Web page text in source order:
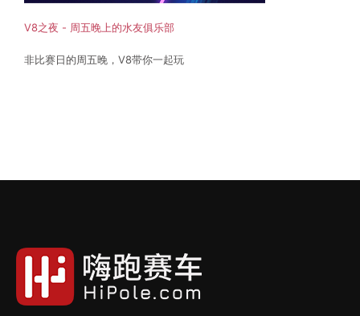
V8之夜 - 周五晚上的水友俱乐部
非比赛日的周五晚，V8带你一起玩